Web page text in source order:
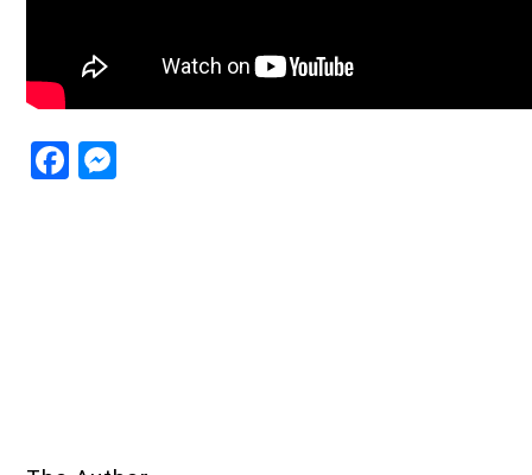
Facebook